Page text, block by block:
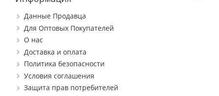
Данные Продавца
Для Оптовых Покупателей
О нас
Доставка и оплата
Политика безопасности
Условия соглашения
Защита прав потребителей